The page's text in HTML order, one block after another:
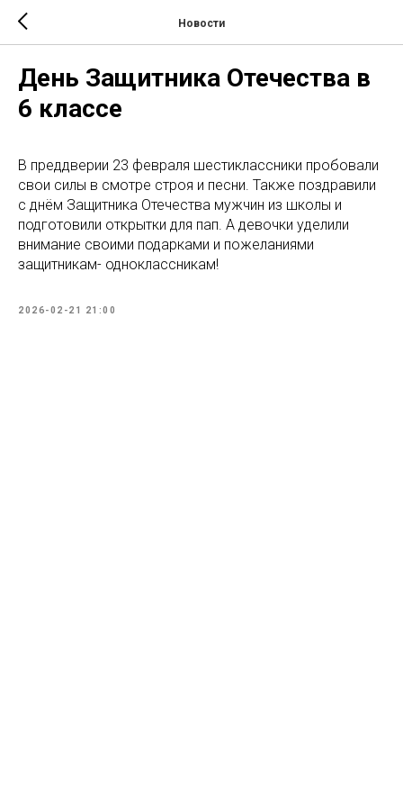
Новости
День Защитника Отечества в
6 классе
В преддверии 23 февраля шестиклассники пробовали
свои силы в смотре строя и песни. Также поздравили
с днём Защитника Отечества мужчин из школы и
подготовили открытки для пап. А девочки уделили
внимание своими подарками и пожеланиями
защитникам- одноклассникам!
2026-02-21 21:00